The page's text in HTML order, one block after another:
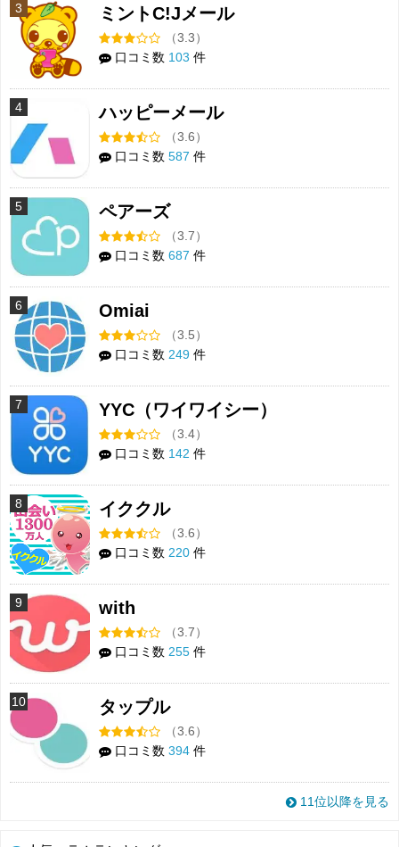
3 ミントC!Jメール
（3.3）
口コミ数 103 件
4 ハッピーメール
（3.6）
口コミ数 587 件
5 ペアーズ
（3.7）
口コミ数 687 件
6 Omiai
（3.5）
口コミ数 249 件
7 YYC（ワイワイシー）
（3.4）
口コミ数 142 件
8 イククル
（3.6）
口コミ数 220 件
9 with
（3.7）
口コミ数 255 件
10 タップル
（3.6）
口コミ数 394 件
11位以降を見る